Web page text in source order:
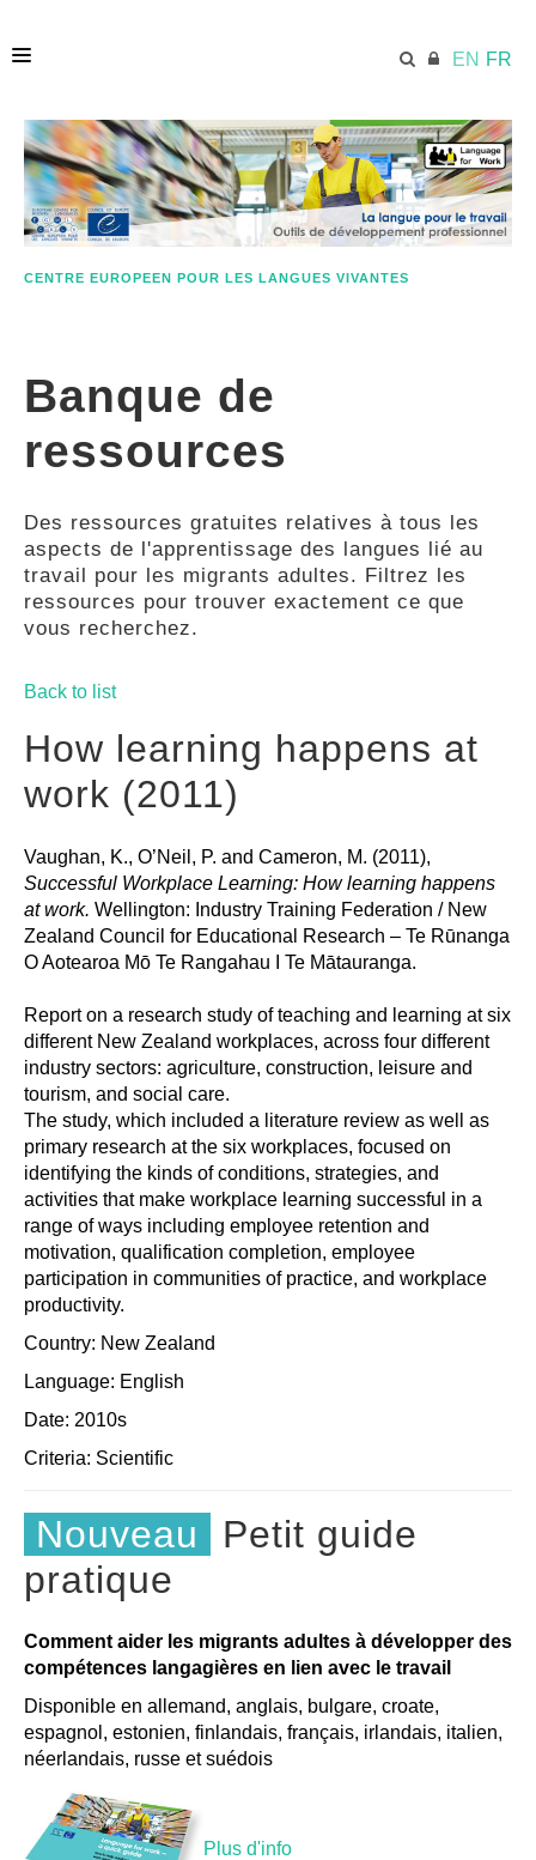
EN FR
ACCUEIL
ECML.AT
COMPÉTENCES
GUIDES
COMMUNAUTÉ
CENTRE EUROPEEN POUR LES LANGUES VIVANTES
Banque de
ressources
Des ressources gratuites relatives à tous les
aspects de l'apprentissage des langues lié au
travail pour les migrants adultes. Filtrez les
ressources pour trouver exactement ce que
vous recherchez.
Back to list
How learning happens at
work (2011)
Vaughan, K., O’Neil, P. and Cameron, M. (2011),
Successful Workplace Learning: How learning happens
at work. Wellington: Industry Training Federation / New
Zealand Council for Educational Research – Te Rūnanga
O Aotearoa Mō Te Rangahau I Te Mātauranga.
Report on a research study of teaching and learning at six
different New Zealand workplaces, across four different
industry sectors: agriculture, construction, leisure and
tourism, and social care.
The study, which included a literature review as well as
primary research at the six workplaces, focused on
identifying the kinds of conditions, strategies, and
activities that make workplace learning successful in a
range of ways including employee retention and
motivation, qualification completion, employee
participation in communities of practice, and workplace
productivity.
Country: New Zealand
Language: English
Date: 2010s
Criteria: Scientific
Nouveau
Petit guide
pratique
Comment aider les migrants adultes à développer des
compétences langagières en lien avec le travail
Disponible en allemand, anglais, bulgare, croate,
espagnol, estonien, finlandais, français, irlandais, italien,
néerlandais, russe et suédois
Plus d'info